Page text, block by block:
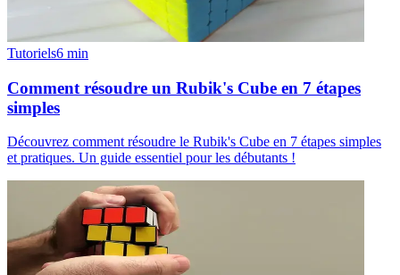
Tutoriels6 min
Comment résoudre un Rubik's Cube en 7 étapes
simples
Découvrez comment résoudre le Rubik's Cube en 7 étapes simples
et pratiques. Un guide essentiel pour les débutants !